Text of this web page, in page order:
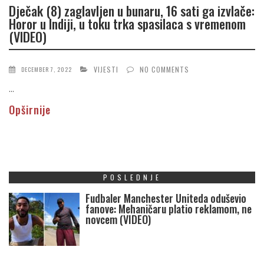
Dječak (8) zaglavljen u bunaru, 16 sati ga izvlače:
Horor u Indiji, u toku trka spasilaca s vremenom
(VIDEO)
DECEMBER 7, 2022 VIJESTI NO COMMENTS
...
Opširnije
POSLEDNJE
Fudbaler Manchester Uniteda oduševio
fanove: Mehaničaru platio reklamom, ne
novcem (VIDEO)